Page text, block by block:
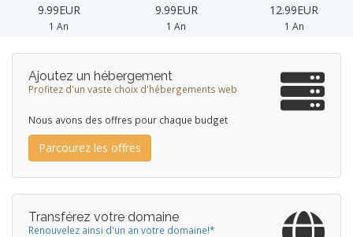
9.99EUR
1 An
9.99EUR
1 An
12.99EUR
1 An
Ajoutez un hébergement
Profitez d'un vaste choix d'hébergements web
Nous avons des offres pour chaque budget
Parcourez les offres
Transférez votre domaine
Renouvelez ainsi d'un an votre domaine!*